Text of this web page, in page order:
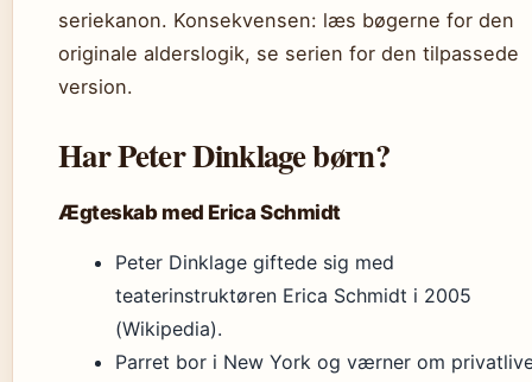
seriekanon. Konsekvensen: læs bøgerne for den
originale alderslogik, se serien for den tilpassede
version.
Har Peter Dinklage børn?
Ægteskab med Erica Schmidt
Peter Dinklage giftede sig med
teaterinstruktøren Erica Schmidt i 2005
(Wikipedia).
Parret bor i New York og værner om